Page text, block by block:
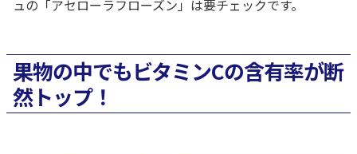
ュの「アセローラフローズン」は要チェックです。
果物の中でもビタミンCの含有率が断
然トップ！